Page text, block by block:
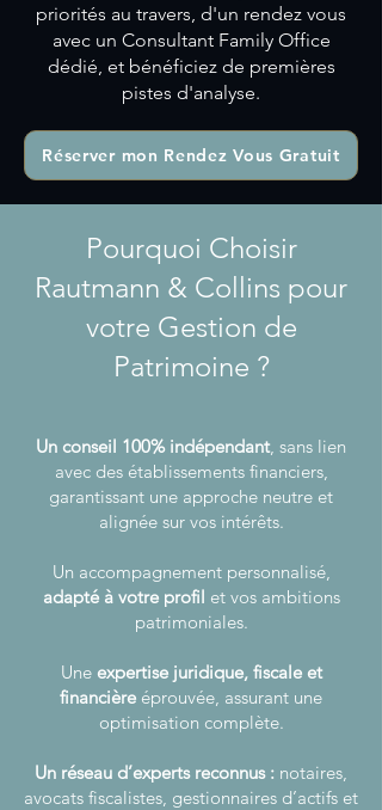
priorités au travers, d'un rendez vous
avec un Consultant Family Office
dédié, et bénéficiez de premières
pistes d'analyse.
Réserver mon Rendez Vous Gratuit
Pourquoi Choisir
Rautmann & Collins pour
votre Gestion de
Patrimoine ?
Un conseil 100% indépendant, sans lien
avec des établissements financiers,
garantissant une approche neutre et
alignée sur vos intérêts.
Un accompagnement personnalisé,
adapté à votre profil et vos ambitions
patrimoniales.
Une expertise juridique, fiscale et
financière éprouvée, assurant une
optimisation complète.
Un réseau d’experts reconnus : notaires,
avocats fiscalistes, gestionnaires d’actifs et